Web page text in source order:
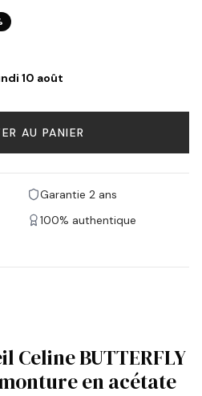
10 août
AU PANIER
Garantie 2 ans
100% authentique
Celine BUTTERFLY
en acétate